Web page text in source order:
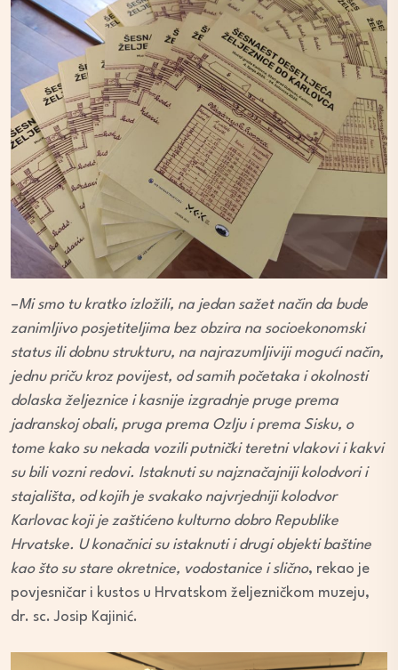
–Mi smo tu kratko izložili, na jedan sažet način da bude
zanimljivo posjetiteljima bez obzira na socioekonomski
status ili dobnu strukturu, na najrazumljiviji mogući način,
jednu priču kroz povijest, od samih početaka i okolnosti
dolaska željeznice i kasnije izgradnje pruge prema
jadranskoj obali, pruga prema Ozlju i prema Sisku, o
tome kako su nekada vozili putnički teretni vlakovi i kakvi
su bili vozni redovi. Istaknuti su najznačajniji kolodvori i
stajališta, od kojih je svakako najvrjedniji kolodvor
Karlovac koji je zaštićeno kulturno dobro Republike
Hrvatske. U konačnici su istaknuti i drugi objekti baštine
kao što su stare okretnice, vodostanice i slično, rekao je
povjesničar i kustos u Hrvatskom željezničkom muzeju,
dr. sc. Josip Kajinić.